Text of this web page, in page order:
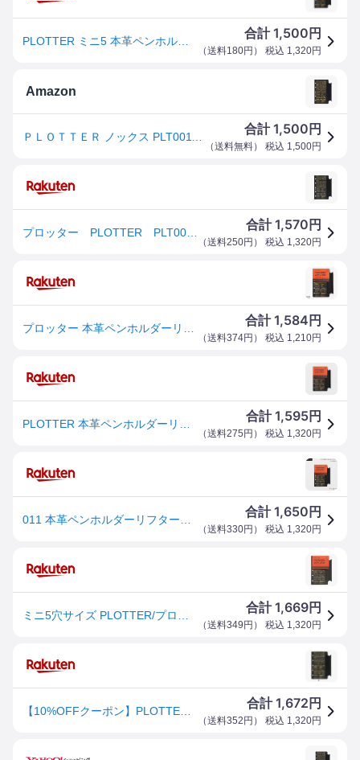
合計1,500 円
（送料180円 ） 税込 1,320円
Amazon
合計1,500 円
（送料無料） 税込 1,500円
合計1,570 円
（送料250円 ） 税込 1,320円
合計1,584 円
（送料374円 ） 税込 1,210円
合計1,595円
（送料275円 ） 税込 1,320円
合計1,650 円
（送料330円 ） 税込 1,320円
合計1,669円
（送料349円 ） 税込 1,320円
合計1,672 円
（送料352円 ） 税込 1,320円